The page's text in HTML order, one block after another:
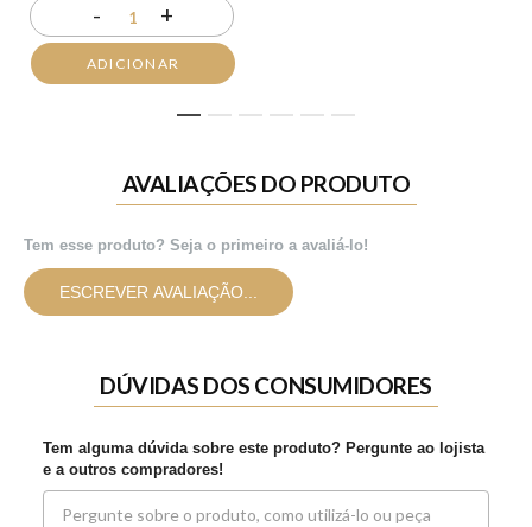
- 1 +
ADICIONAR
AVALIAÇÕES DO PRODUTO
Tem esse produto? Seja o primeiro a avaliá-lo!
ESCREVER AVALIAÇÃO...
DÚVIDAS DOS CONSUMIDORES
Tem alguma dúvida sobre este produto? Pergunte ao lojista
e a outros compradores!